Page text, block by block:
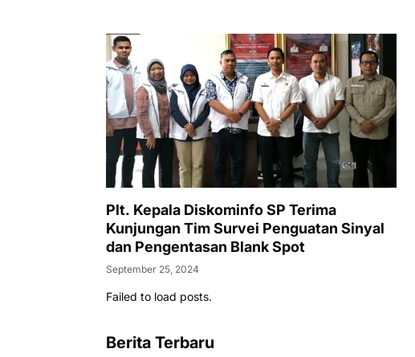
Plt. Kepala Diskominfo SP Terima
Kunjungan Tim Survei Penguatan Sinyal
dan Pengentasan Blank Spot
September 25, 2024
Failed to load posts.
Berita Terbaru